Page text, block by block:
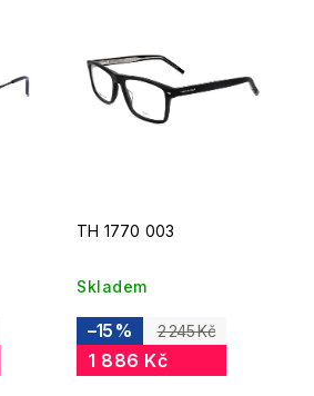
Abecedně
TH 1770 003
Skladem
2 245 Kč
–15 %
1 886 Kč